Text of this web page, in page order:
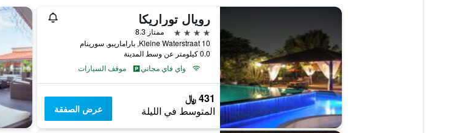
رويال توراريكا
4 نجوم
ممتاز 8.3
Kleine Waterstraat 10, باراماريبو, سورينام
0.0 كيلومتر عن وسط المدينة
واي فاي مجاني
موقف السيارات
431 ﷼
المتوسط في الليلة عرض الصفقة